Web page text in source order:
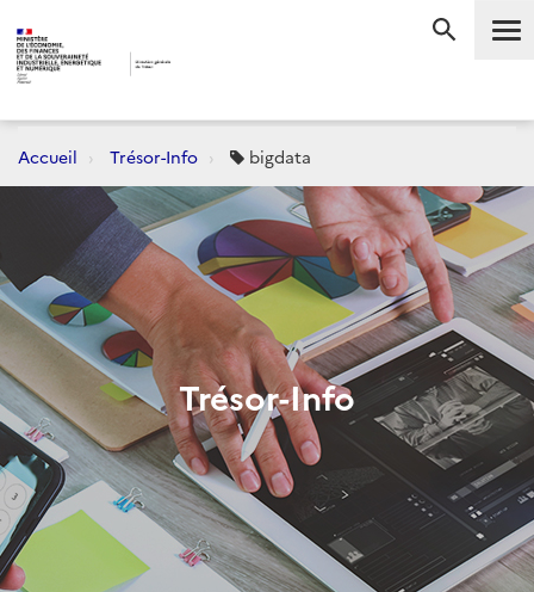
Accueil Trésor-Info bigdata
Trésor-Info